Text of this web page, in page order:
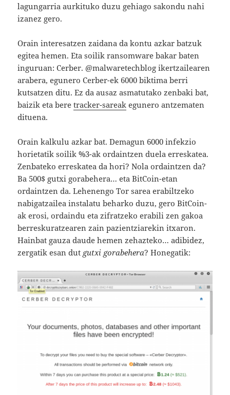
lagungarria aurkituko duzu gehiago sakondu nahi
izanez gero.
Orain interesatzen zaidana da kontu azkar batzuk
egitea hemen. Eta soilik ransomware bakar baten
inguruan: Cerber. @malwaretechblog ikertzailearen
arabera, egunero Cerber-ek 6000 biktima berri
kutsatzen ditu. Ez da ausaz asmatutako zenbaki bat,
baizik eta beretracker-sareak egunero antzematen
dituena.
Orain kalkulu azkar bat. Demagun 6000 infekzio
horietatik soilik %3-ak ordaintzen duela erreskatea.
Zenbateko erreskatea da hori? Nola ordaintzen da?
Ba 500$ gutxi gorabehera… eta BitCoin-etan
ordaintzen da. Lehenengo Tor sarea erabiltzeko
nabigatzailea instalatu beharko duzu, gero BitCoin-
ak erosi, ordaindu eta zifratzeko erabili zen gakoa
berreskuratzearen zain pazientziarekin itxaron.
Hainbat gauza daude hemen zehazteko… adibidez,
zergatik esan dut gutxi gorabehera? Honegatik: